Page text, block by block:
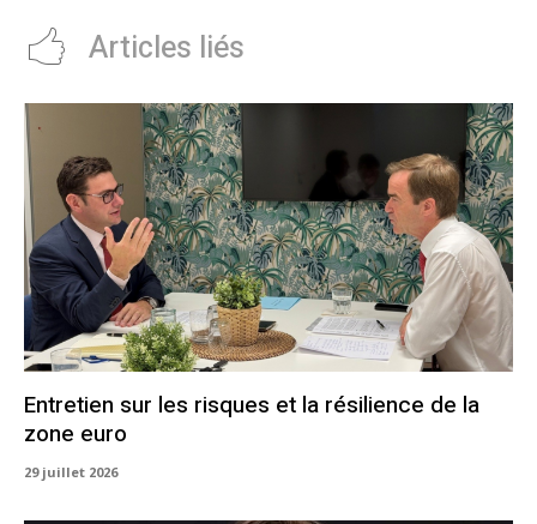
Articles liés
Entretien sur les risques et la résilience de la
zone euro
29 juillet 2026